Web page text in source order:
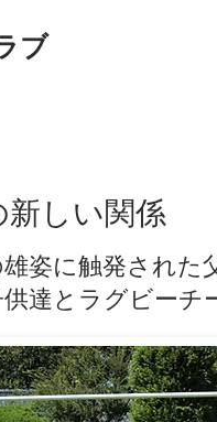
ブ
新しい関係
姿に触発され
達とラグビーチ